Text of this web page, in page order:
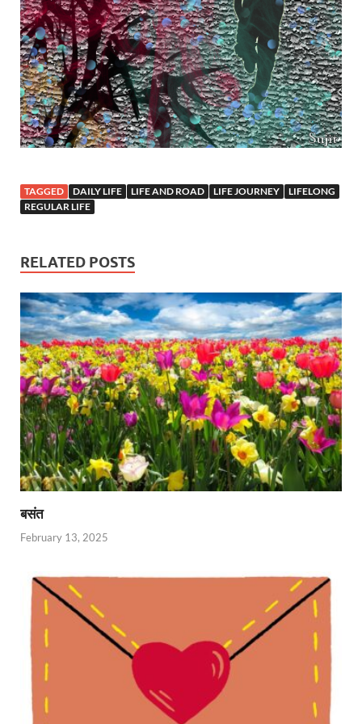
TAGGED DAILY LIFE LIFE AND ROAD LIFE JOURNEY
LIFELONG
REGULAR LIFE
RELATED POSTS
बसंत
February 13, 2025